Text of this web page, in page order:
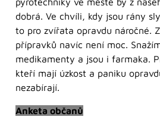
dobrá. Ve chvíli, kdy jsou rány
to pro zvířata opravdu náročné.
přípravků navíc není moc.
medikamenty a jsou i farmaka.
kteří mají úzkost a paniku
nezabírají.
Anketa občanů